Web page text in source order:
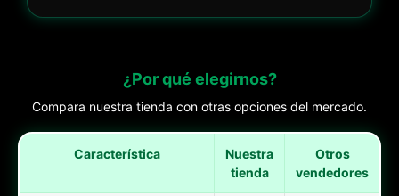
¿Por qué elegirnos?
Compara nuestra tienda con otras opciones del mercado.
Característica
Nuestra
tienda
Otros
vendedores